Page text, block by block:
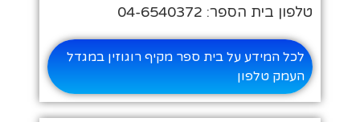
טלפון בית הספר: 04-6540372
לכל המידע על בית ספר מקיף רוגוזין במגדל
העמק טלפון